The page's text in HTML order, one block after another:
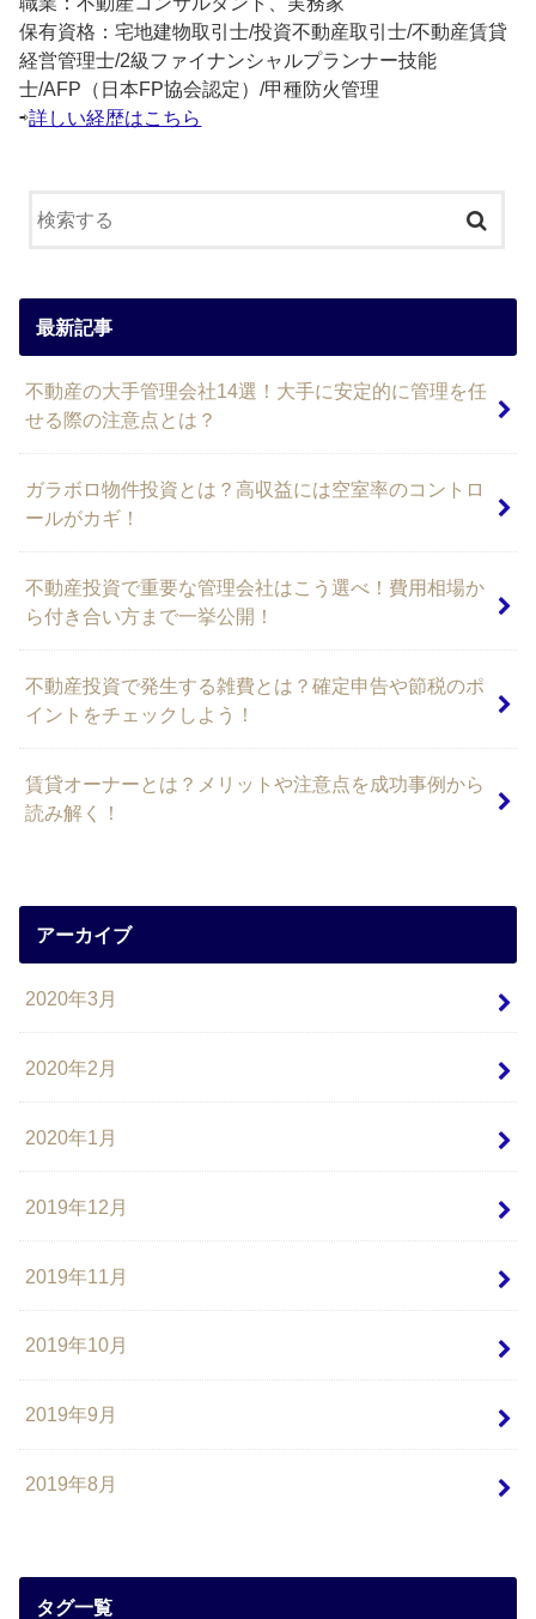
保有資格：宅地建物取引士/投資不動産取引士/不動産賃貸
経営管理士/2級ファイナンシャルプランナー技能
士/AFP（日本FP協会認定）/甲種防火管理
⇨詳しい経歴はこちら
最新記事
不動産の大手管理会社14選！大手に安定的に管理を任
せる際の注意点とは？
ガラボロ物件投資とは？高収益には空室率のコントロ
ールがカギ！
不動産投資で重要な管理会社はこう選べ！費用相場か
ら付き合い方まで一挙公開！
不動産投資で発生する雑費とは？確定申告や節税のポ
イントをチェックしよう！
賃貸オーナーとは？メリットや注意点を成功事例から
読み解く！
アーカイブ
2020年3月
2020年2月
2020年1月
2019年12月
2019年11月
2019年10月
2019年9月
2019年8月
タグ一覧